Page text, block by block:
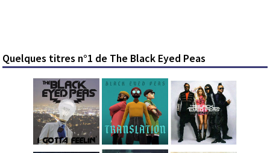
Quelques titres n°1 de The Black Eyed Peas